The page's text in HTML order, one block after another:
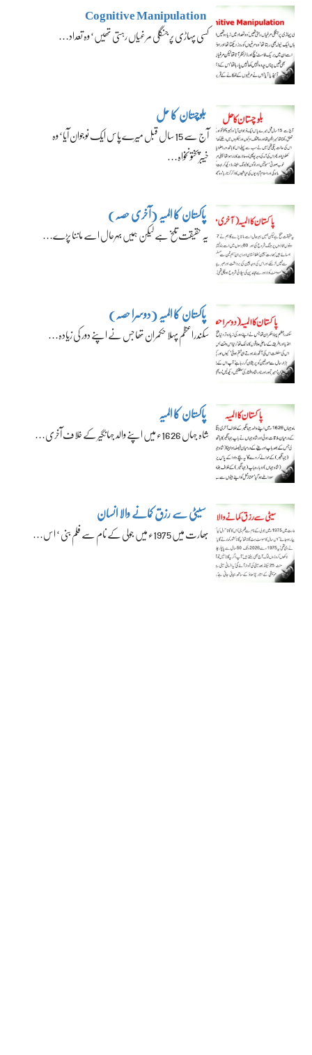
Cognitive Manipulation
کسی پہاڑی پر جنگلی مرغیاں رہتی تھیں‘ وہ تعداد…
بلوچستان کا حل
آج سے 15 سال قبل میرے پاس ایک نوجوان آیا‘ وہ
خیبرپختونخواہ…
پاکستان کا المیہ (آخری حصہ)
یہ حقیقت تلخ ہے لیکن ہمیں بہرحال اسے ماننا پڑے…
پاکستان کا المیہ (دوسرا حصہ)
سکندراعظم پہلا حکمران تھا جس نے اپنے دور کی زیادہ…
پاکستان کا المیہ
شاہ جہاں 1626ء میں اپنے والد جہانگیر کے خلاف آخری…
سیٹی سے رزق کمانے والا انسان
بھارت میں 1975ء میں جولی کے نام سے فلم بنی ‘ اس…